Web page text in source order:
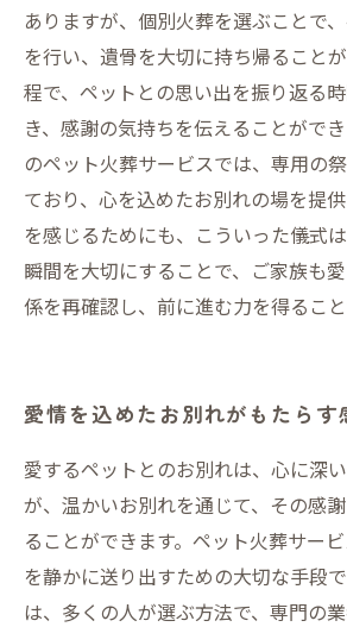
ありますが、個別火葬を選ぶことで
を行い、遺骨を大切に持ち帰ること
程で、ペットとの思い出を振り返る
き、感謝の気持ちを伝えることがで
のペット火葬サービスでは、専用の
ており、心を込めたお別れの場を提
を感じるためにも、こういった儀式
瞬間を大切にすることで、ご家族も
係を再確認し、前に進む力を得ること
愛情を込めたお別れがもたらす
愛するペットとのお別れは、心に深
が、温かいお別れを通じて、その感
ることができます。ペット火葬サー
を静かに送り出すための大切な手段
は、多くの人が選ぶ方法で、専門の